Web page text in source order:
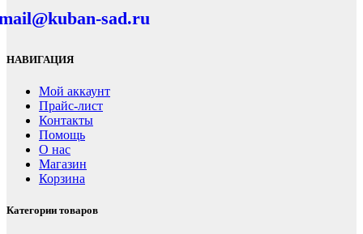
sad.ru
НАВИГАЦИЯ
Мой аккаунт
Прайс-лист
Контакты
Помощь
О нас
Магазин
Корзина
Категории товаров